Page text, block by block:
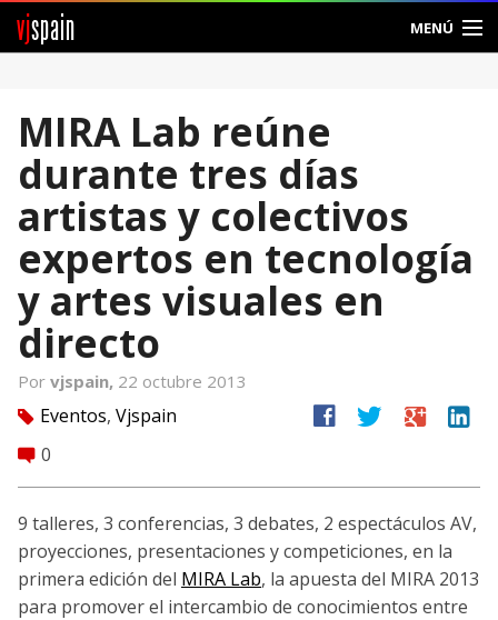
vjspain MENÚ
Foros
Noticias
Ayuda
Contacto
Crear Cuenta
MIRA Lab reúne
durante tres días
artistas y colectivos
expertos en tecnología
y artes visuales en
directo
Por vjspain, 22 octubre 2013
tag Eventos, Vjspain
comment 0
facebook twitter google linkedin
9 talleres, 3 conferencias, 3 debates, 2 espectáculos AV,
proyecciones, presentaciones y competiciones, en la
primera edición del MIRA Lab, la apuesta del MIRA 2013
para promover el intercambio de conocimientos entre